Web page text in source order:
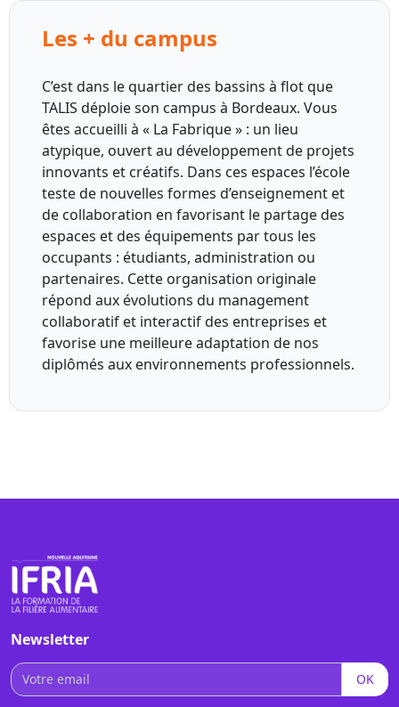
Les + du campus
C’est dans le quartier des bassins à flot que
TALIS déploie son campus à Bordeaux. Vous
êtes accueilli à « La Fabrique » : un lieu
atypique, ouvert au développement de projets
innovants et créatifs. Dans ces espaces l’école
teste de nouvelles formes d’enseignement et
de collaboration en favorisant le partage des
espaces et des équipements par tous les
occupants : étudiants, administration ou
partenaires. Cette organisation originale
répond aux évolutions du management
collaboratif et interactif des entreprises et
favorise une meilleure adaptation de nos
diplômés aux environnements professionnels.
Newsletter
OK